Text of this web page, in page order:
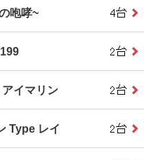
咆哮~
イマリン
Type レイ